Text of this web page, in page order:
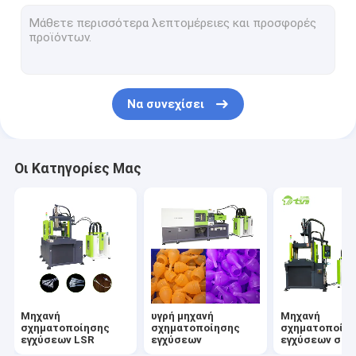
Θηλή μωρών που κατασκευάζει τη μηχανή
Εμμηνορροϊκή μηχανή κατασκευής φλυτζανιών
Να συνεχίσει
Οι Κατηγορίες Μας
Μηχανή
σχηματοποίησης
εγχύσεων LSR
υγρή μηχανή
σχηματοποίησης
εγχύσεων
Μηχανή
εγχύσεων